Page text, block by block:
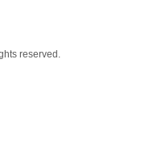
reserved.